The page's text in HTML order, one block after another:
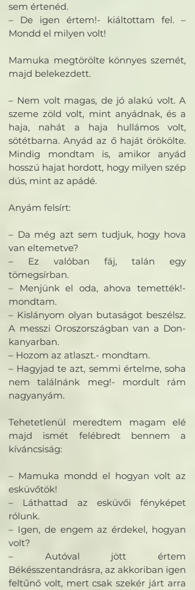
sem értenéd.
– De igen értem!- kiáltottam fel. –
Mondd el milyen volt!
Mamuka megtörölte könnyes szemét,
majd belekezdett.
– Nem volt magas, de jó alakú volt. A
szeme zöld volt, mint anyádnak, és a
haja, nahát a haja hullámos volt,
sötétbarna. Anyád az ő haját örökölte.
Mindig mondtam is, amikor anyád
hosszú hajat hordott, hogy milyen szép
dús, mint az apádé.
Anyám felsírt:
– Da még azt sem tudjuk, hogy hova
van eltemetve?
– Ez valóban fáj, talán egy
tömegsírban.
– Menjünk el oda, ahova temették!-
mondtam.
– Kislányom olyan butaságot beszélsz.
A messzi Oroszországban van a Don-
kanyarban.
– Hozom az atlaszt.- mondtam.
– Hagyjad te azt, semmi értelme, soha
nem találnánk meg!- mordult rám
nagyanyám.
Tehetetlenül meredtem magam elé
majd ismét felébredt bennem a
kíváncsiság:
– Mamuka mondd el hogyan volt az
esküvőtök!
– Láthattad az esküvői fényképet
rólunk.
– Igen, de engem az érdekel, hogyan
volt?
– Autóval jött értem
Békésszentandrásra, az akkoriban igen
feltűnő volt, mert csak szekér járt arra